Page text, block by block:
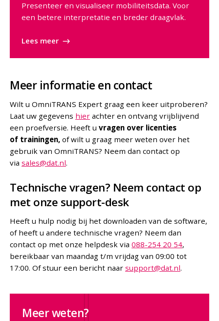
Presenteer en visualiseer mobiliteitsdata. Voor
een betere interpretatie en breder draagvlak.
Lees meer
Meer informatie en contact
Wilt u OmniTRANS Expert graag een keer uitproberen?
Laat uw gegevens hier achter en ontvang vrijblijvend
een proefversie. Heeft uvragen over licenties
of trainingen,of wilt u graag meer weten over het
gebruik van OmniTRANS? Neem dan contact op
viasales@dat.nl.
Technische vragen? Neem contact op
met onze support-desk
Heeft u hulp nodig bij het downloaden van de software,
of heeft u andere technische vragen? Neem dan
contact op met onze helpdesk via088-254 20 54,
bereikbaar van maandag t/m vrijdag van 09:00 tot
17:00. Of stuur een bericht naarsupport@dat.nl.
Meer weten?